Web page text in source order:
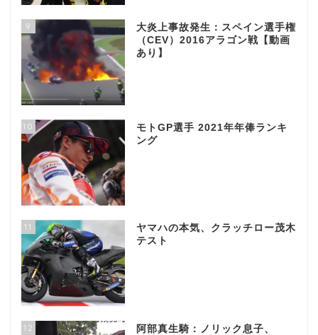
9
大炎上事故発生：スペイン選手権
（CEV）2016アラゴン戦【動画
あり】
10
モトGP選手 2021年年俸ランキ
ング
11
ヤマハの本気、クラッチロー茂木
テスト
12
阿部真生騎：ノリック息子、